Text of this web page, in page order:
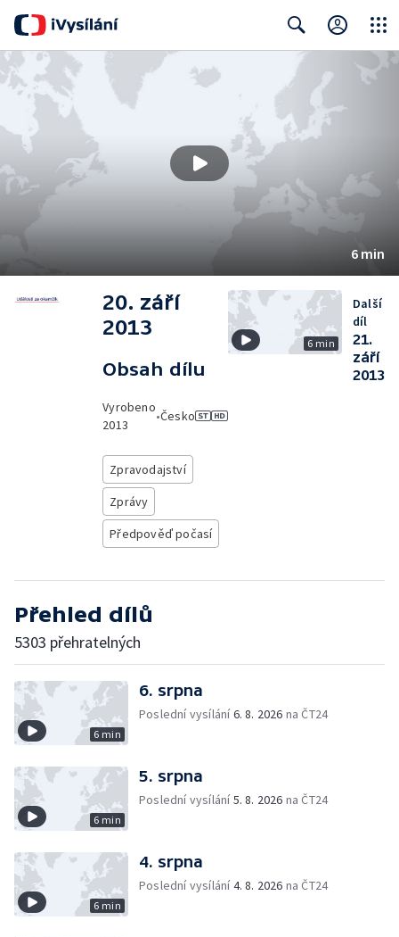
Search
6 min
20. září
2013
Obsah dílu
Vyrobeno
2013
•Česko
Zpravodajství
Zprávy
Předpověď počasí
6 min
Další
díl
21.
září
2013
Přehled dílů
5303 přehratelných
6 min
6. srpna
Poslední vysílání6. 8. 2026 na ČT24
6 min
5. srpna
Poslední vysílání5. 8. 2026 na ČT24
6 min
4. srpna
Poslední vysílání4. 8. 2026 na ČT24